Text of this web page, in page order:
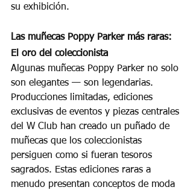
su exhibición.
Las muñecas Poppy Parker más raras:
El oro del coleccionista
Algunas muñecas Poppy Parker no solo
son elegantes — son legendarias.
Producciones limitadas, ediciones
exclusivas de eventos y piezas centrales
del W Club han creado un puñado de
muñecas que los coleccionistas
persiguen como si fueran tesoros
sagrados. Estas ediciones raras a
menudo presentan conceptos de moda